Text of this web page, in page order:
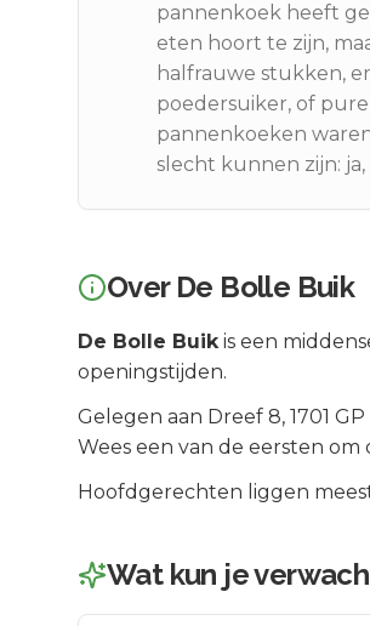
pannenkoek heeft
eten hoort te zijn,
halfrauwe stukken,
poedersuiker, of
pannenkoeken
slecht kunnen zijn:
Over De Bolle Buik
De Bolle Buikis een
openingstijden.
Gelegen aan Dreef 8, 1701 GP
Wees een van de eersten
Hoofdgerechten liggen
Wat kun je